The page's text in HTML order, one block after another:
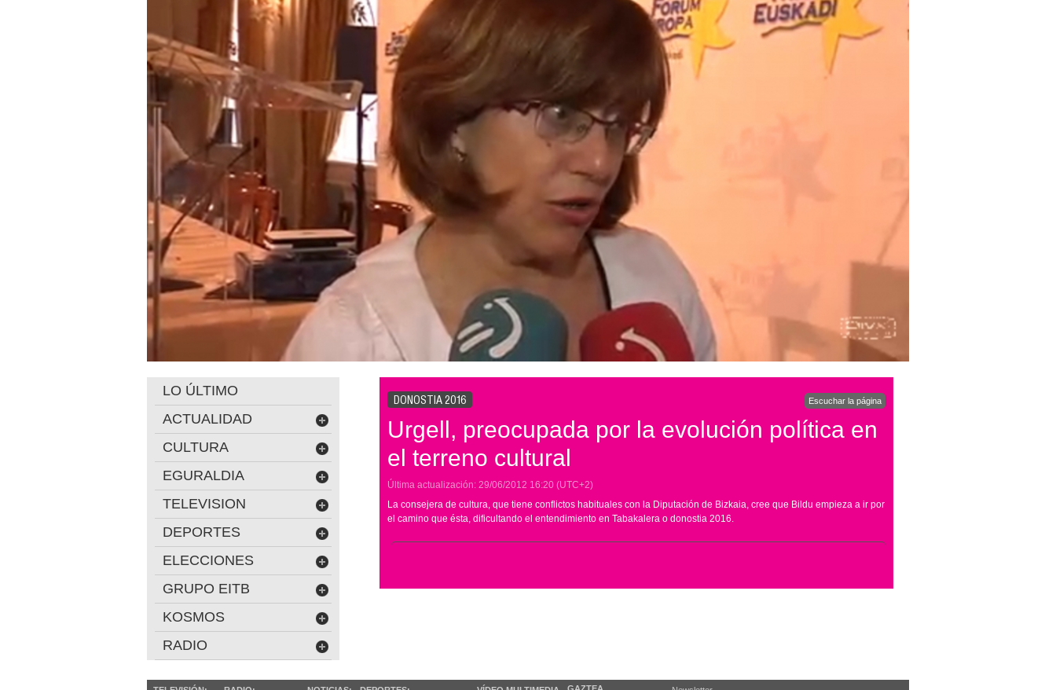
DONOSTIA 2016 Escuchar la página
Urgell, preocupada por la evolución política en
el terreno cultural
Última actualización: 29/06/2012 16:20 (UTC+2)
La consejera de cultura, que tiene conflictos habituales con la Diputación de Bizkaia, cree que Bildu empieza a ir por
el camino que ésta, dificultando el entendimiento en Tabakalera o donostia 2016.
LO ÚLTIMO
ACTUALIDAD
CULTURA
EGURALDIA
TELEVISION
DEPORTES
ELECCIONES
GRUPO EITB
KOSMOS
RADIO